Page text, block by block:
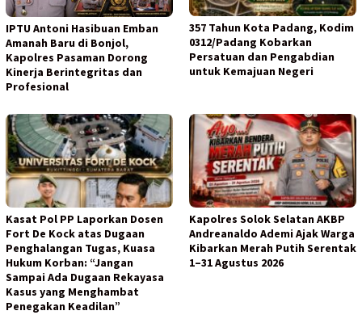
IPTU Antoni Hasibuan Emban
Amanah Baru di Bonjol,
Kapolres Pasaman Dorong
Kinerja Berintegritas dan
Profesional
357 Tahun Kota Padang, Kodim
0312/Padang Kobarkan
Persatuan dan Pengabdian
untuk Kemajuan Negeri
Kasat Pol PP Laporkan Dosen
Fort De Kock atas Dugaan
Penghalangan Tugas, Kuasa
Hukum Korban: “Jangan
Sampai Ada Dugaan Rekayasa
Kasus yang Menghambat
Penegakan Keadilan”
Kapolres Solok Selatan AKBP
Andreanaldo Ademi Ajak Warga
Kibarkan Merah Putih Serentak
1–31 Agustus 2026